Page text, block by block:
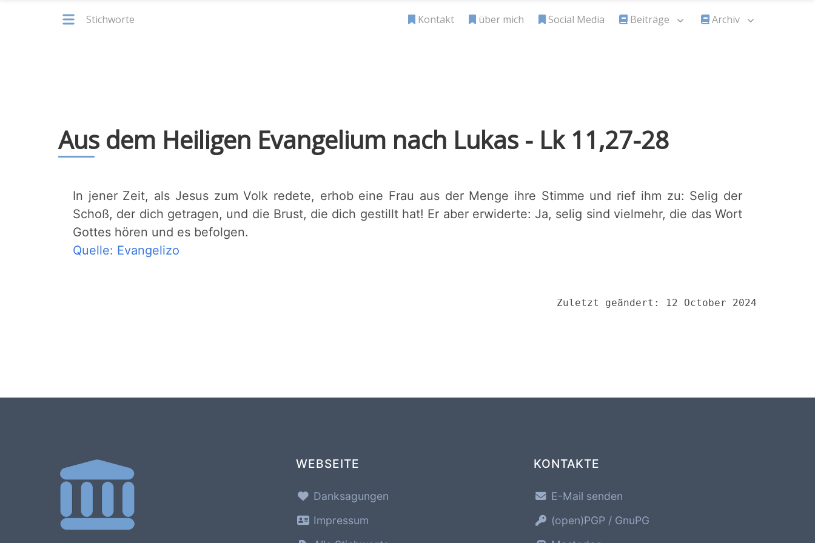
Stichworte Kontakt über mich Social Media Beiträge Archiv
Aus dem Heiligen Evangelium nach Lukas - Lk 11,27-28
In jener Zeit, als Jesus zum Volk redete, erhob eine Frau aus der Menge ihre Stimme und rief ihm zu: Selig der
Schoß, der dich getragen, und die Brust, die dich gestillt hat! Er aber erwiderte: Ja, selig sind vielmehr, die das Wort
Gottes hören und es befolgen.
Quelle: Evangelizo
Zuletzt geändert: 12 October 2024
WEBSEITE
Danksagungen
Impressum
KONTAKTE
E-Mail senden
(open)PGP / GnuPG